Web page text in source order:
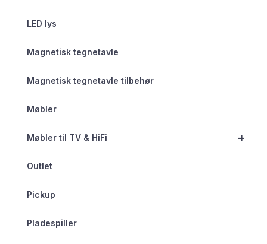
LED lys
Magnetisk tegnetavle
Magnetisk tegnetavle tilbehør
Møbler
+
Møbler til TV & HiFi
Outlet
Pickup
Pladespiller